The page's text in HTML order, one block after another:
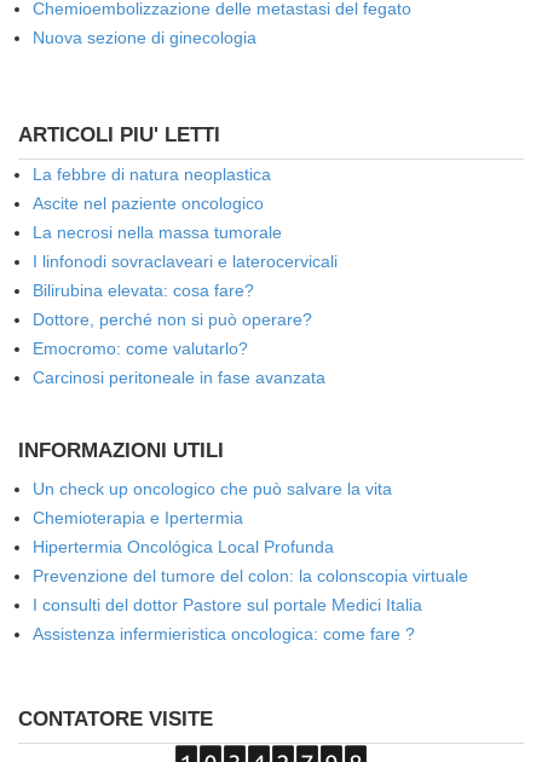
Chemioembolizzazione delle metastasi del fegato
Nuova sezione di ginecologia
ARTICOLI PIU' LETTI
La febbre di natura neoplastica
Ascite nel paziente oncologico
La necrosi nella massa tumorale
I linfonodi sovraclaveari e laterocervicali
Bilirubina elevata: cosa fare?
Dottore, perché non si può operare?
Emocromo: come valutarlo?
Carcinosi peritoneale in fase avanzata
INFORMAZIONI UTILI
Un check up oncologico che può salvare la vita
Chemioterapia e Ipertermia
Hipertermia Oncológica Local Profunda
Prevenzione del tumore del colon: la colonscopia virtuale
I consulti del dottor Pastore sul portale Medici Italia
Assistenza infermieristica oncologica: come fare ?
CONTATORE VISITE